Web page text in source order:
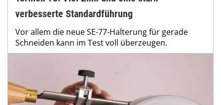
verbesserte Standardführung
Vor allem die neue SE-77-Halterung für gerade
Schneiden kann im Test voll überzeugen.